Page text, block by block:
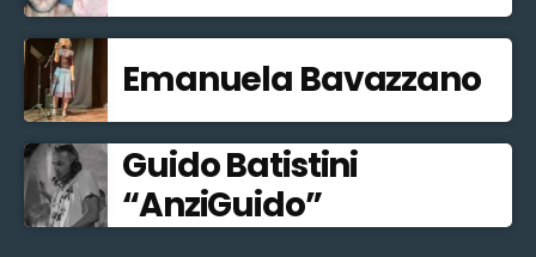
Emanuela Bavazzano
Guido Batistini
“AnziGuido”